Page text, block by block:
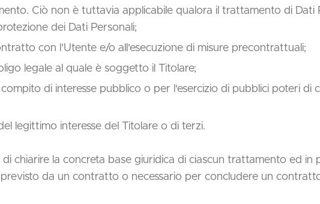
Ciò non è tuttavia applicabile qualora il trattamento di Dati
dei Dati Personali;
con l’Utente e/o all'esecuzione di misure precontrattuali;
legale al quale è soggetto il Titolare;
di interesse pubblico o per l'esercizio di pubblici poteri di
legittimo interesse del Titolare o di terzi.
chiarire la concreta base giuridica di ciascun trattamento ed in
da un contratto o necessario per concludere un